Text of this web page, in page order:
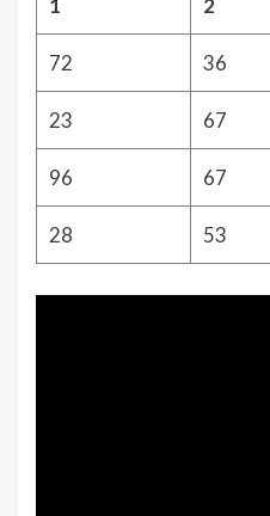
1
2
72 36
23 67
96 67
28 53